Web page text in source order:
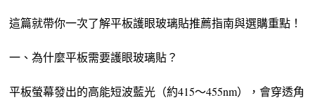
這篇就帶你一次了解平板護眼玻璃貼推薦指南與選購重點！
一、為什麼平板需要護眼玻璃貼？
平板螢幕發出的高能短波藍光（約415～455nm），會穿透角